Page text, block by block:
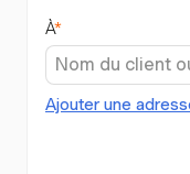
À*
Ajouter une